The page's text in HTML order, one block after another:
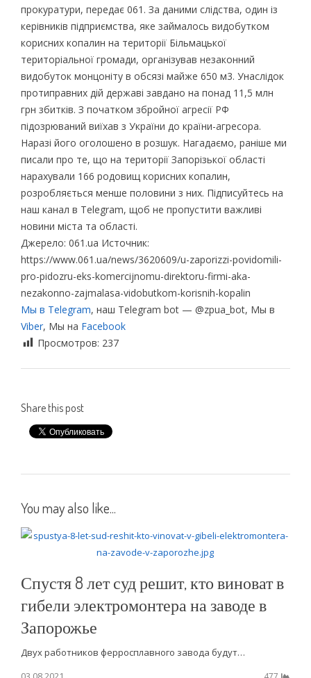
прокуратури, передає 061. За даними слідства, один із
керівників підприємства, яке займалось видобутком
корисних копалин на території Більмацької
територіальної громади, організував незаконний
видобуток монцоніту в обсязі майже 650 м3. Унаслідок
протиправних дій державі завдано на понад 11,5 млн
грн збитків. З початком збройної агресії РФ
підозрюваний виїхав з України до країни-агресора.
Наразі його оголошено в розшук. Нагадаємо, раніше ми
писали про те, що на території Запорізької області
нарахували 166 родовищ корисних копалин,
розробляється менше половини з них. Підписуйтесь на
наш канал в Telegram, щоб не пропустити важливі
новини міста та області.
Джерело: 061.ua Источник:
https://www.061.ua/news/3620609/u-zaporizzi-povidomili-
pro-pidozru-eks-komercijnomu-direktoru-firmi-aka-
nezakonno-zajmalasa-vidobutkom-korisnih-kopalin
Мы в Telegram, наш Telegram bot — @zpua_bot, Мы в
Viber, Мы на Facebook
Просмотров: 237
Share this post
You may also like...
Спустя 8 лет суд решит, кто виноват в
гибели электромонтера на заводе в
Запорожье
Двух работников ферросплавного завода будут…